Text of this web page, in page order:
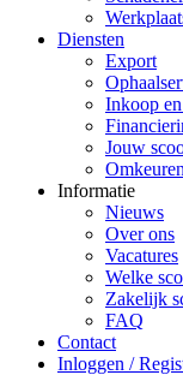
Diensten
Export
Inkoop
Jouw
Omkeuren
Informatie
Nieuws
Over ons
Vacatures
Welke
Zakelijk
FAQ
Contact
Inloggen /